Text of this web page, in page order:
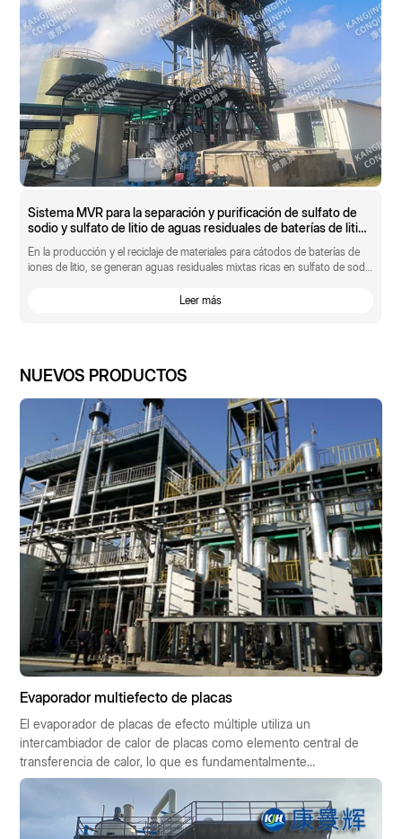
NUEVOS PRODUCTOS
Evaporador multiefecto de placas
El evaporador de placas de efecto múltiple utiliza un
intercambiador de calor de placas como elemento central de
transferencia de calor, lo que es fundamentalmente
diferente del evaporador tubular tradicional.
Sistema MVR para la separación y purificación de sulfato de
sodio y sulfato de litio de aguas residuales de baterías de litio
En la producción y el reciclaje de materiales para cátodos de baterías de
iones de litio, se generan aguas residuales mixtas ricas en sulfato de sodio
y un alto contenido de sal, y los métodos de tratamiento tradicionales a
regulaciones ambientales cada vez más estrictas, un reconocido
diseño y la construcción de una solución de grado industrial capaz de
recuperar simultáneamente sulfato de sodio y sulfato de litio de alta
pureza de las aguas residuales.
Leer más